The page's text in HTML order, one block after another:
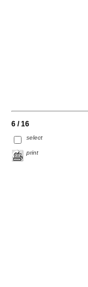
6 / 16
select
print